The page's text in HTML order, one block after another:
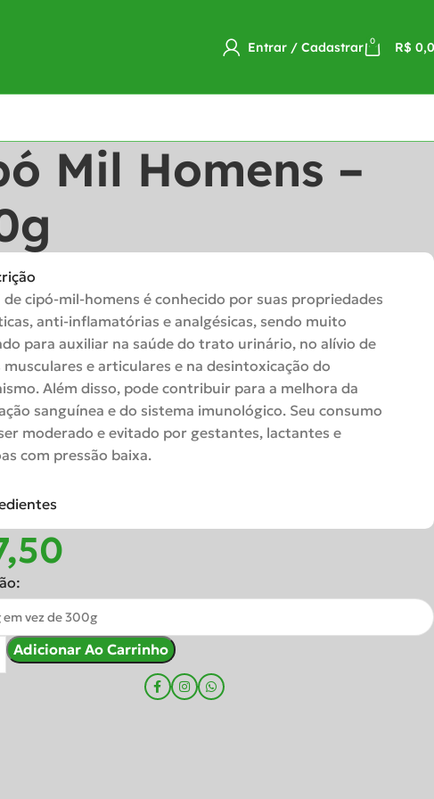
Entrar / Cadastrar 0 R$
Mil Homens –
de cipó-mil-homens é conhecido por suas propriedades
anti-inflamatórias e analgésicas, sendo muito
para auxiliar na saúde do trato urinário, no alívio de
musculares e articulares e na desintoxicação do
Além disso, pode contribuir para a melhora da
sanguínea e do sistema imunológico. Seu consumo
moderado e evitado por gestantes, lactantes e
com pressão baixa.
Adicionar Ao Carrinho